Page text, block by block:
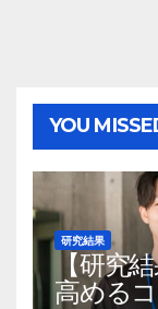
YOU
研究結果
【研究
高める